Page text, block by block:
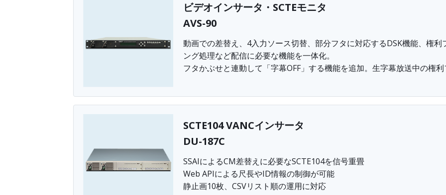
ビデオインサータ・SCTEモニタ
AVS-90
動画での差替え、4入力ソース切替、部分フタに対応するDSK機能、権
ング処理など配信に必要な機能を一体化。
フタかぶせと連動して「字幕OFF」する機能を追加。生字幕放送中の権
SCTE104 VANCインサータ
DU-187C
SSAIによるCM差替えに必要なSCTE104を信号重畳
Web APIによる尺長やID情報の制御が可能
静止画10枚、CSVリスト順の運用に対応